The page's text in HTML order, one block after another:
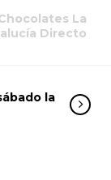
La
Directo
la